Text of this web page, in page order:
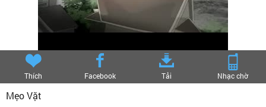
Thích Facebook Tải Nhạc chờ
Mẹo Vặt